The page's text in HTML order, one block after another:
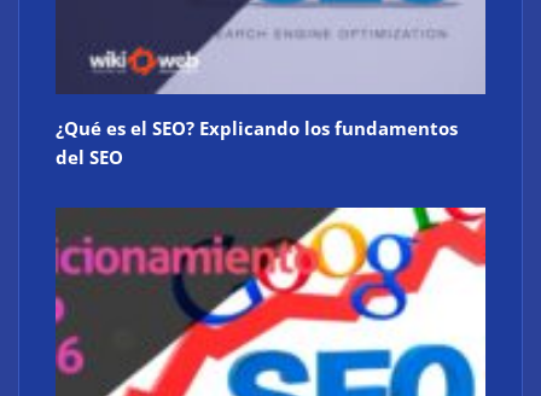
¿Qué es el SEO? Explicando los fundamentos
del SEO